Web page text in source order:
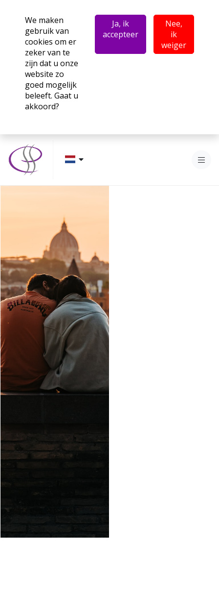
We maken
gebruik van
cookies om er
zeker van te
zijn dat u onze
website zo
goed mogelijk
beleeft. Gaat u
akkoord?
Ja, ik
accepteer
Nee,
ik
weiger